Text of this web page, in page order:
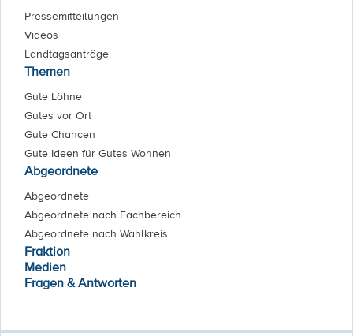
Pressemitteilungen
Videos
Landtagsanträge
Themen
Gute Löhne
Gutes vor Ort
Gute Chancen
Gute Ideen für Gutes Wohnen
Abgeordnete
Abgeordnete
Abgeordnete nach Fachbereich
Abgeordnete nach Wahlkreis
Fraktion
Medien
Fragen & Antworten